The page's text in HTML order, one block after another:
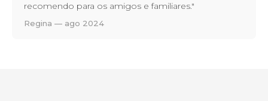
recomendo para os amigos e familiares."
Regina — ago 2024